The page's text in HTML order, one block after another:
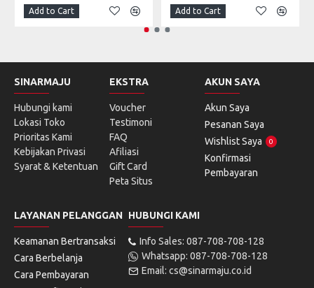
Add to Cart Add to Cart
SINARMAJU
Hubungi kami
Lokasi Toko
Prioritas Kami
Kebijakan Privasi
Syarat & Ketentuan
EKSTRA
Voucher
Testimoni
FAQ
Afiliasi
Gift Card
Peta Situs
AKUN SAYA
Akun Saya
Pesanan Saya
Wishlist Saya
0
Konfirmasi
Pembayaran
LAYANAN PELANGGAN
Keamanan Bertransaksi
Cara Berbelanja
Cara Pembayaran
HUBUNGI KAMI
Info Sales: 087-708-708-128
Whatsapp: 087-708-708-128
Email: cs@sinarmaju.co.id